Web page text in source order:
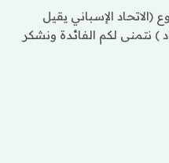
الإسباني يقيل
لكم الفائدة ونشكر